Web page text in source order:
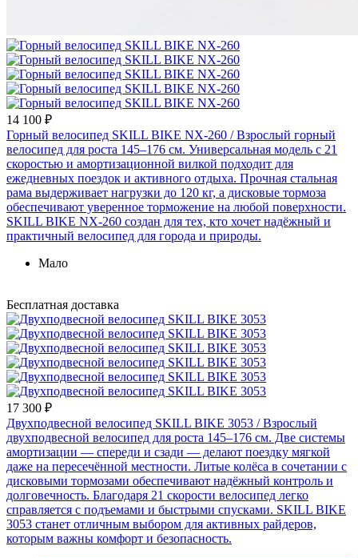
14 100 ₽
Горный велосипед SKILL BIKE NX-260 / Взрослый горный
велосипед для роста 145–176 см. Универсальная модель с 21
скоростью и амортизационной вилкой подходит для
ежедневных поездок и активного отдыха. Прочная стальная
рама выдерживает нагрузки до 120 кг, а дисковые тормоза
обеспечивают уверенное торможение на любой поверхности.
SKILL BIKE NX-260 создан для тех, кто хочет надёжный и
практичный велосипед для города и природы.
Мало
Бесплатная доставка
17 300 ₽
Двухподвесной велосипед SKILL BIKE 3053 / Взрослый
двухподвесной велосипед для роста 145–176 см. Две системы
амортизации — спереди и сзади — делают поездку мягкой
даже на пересечённой местности. Литые колёса в сочетании с
дисковыми тормозами обеспечивают надёжный контроль и
долговечность. Благодаря 21 скорости велосипед легко
справляется с подъемами и быстрыми спусками. SKILL BIKE
3053 станет отличным выбором для активных райдеров,
которым важны комфорт и безопасность.